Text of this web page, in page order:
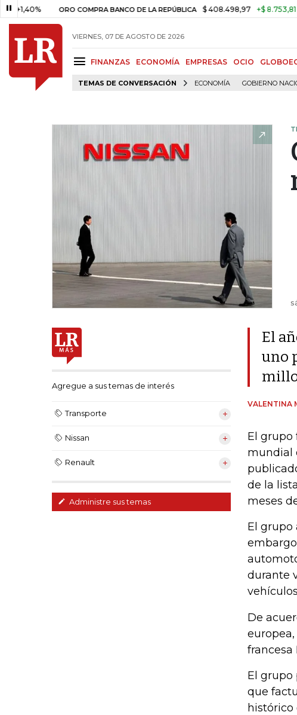
ORO COMPRA BANCO DE LA REPÚBLICA $ 408.498,97 +$ 8.753,81 +2,19%
VIERNES, 07 DE AGOSTO DE 2026
FINANZAS ECONOMÍA EMPRESAS OCIO
TEMAS DE CONVERSACIÓN ECONOMÍA GOBIERNO
Agregue a sus temas de interés
Transporte
Nissan
Renault
Administre sus temas
El
uno
VALENTINA
El grupo
mundial
de la
meses
El grupo
durante
De
francesa
El grupo
que